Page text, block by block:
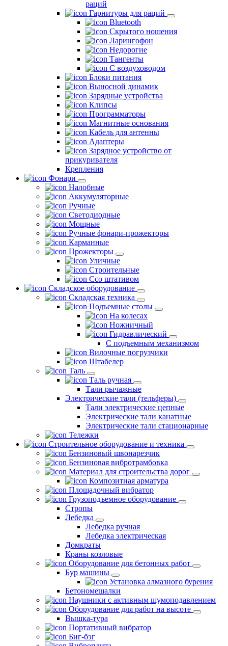
раций
Гарнитуры для раций
Bluetooth
Скрытого ношения
Ларингофон
Недорогие
Тангенты
С воздуховодом
Блоки питания
Выносной динамик
Зарядные устройства
Клипсы
Программаторы
Магнитные основания
Кабель для антенны
Адаптеры
Зарядное устройство от
прикуривателя
Крепления
Фонари
Налобные
Аккумуляторные
Ручные
Светодиодные
Мощные
Ручные фонари-прожекторы
Карманные
Прожекторы
Уличные
Строительные
Ссо штативом
Складское оборудование
Складская техника
Подъемные столы
На колесах
Ножничный
Гидравлический
С подъемным механизмом
Вилочные погрузчики
Штабелер
Таль
Таль ручная
Тали рычажные
Электрические тали (тельферы)
Тали электрические цепные
Электрические тали канатные
Электрические тали стационарные
Тележки
Строительное оборудование и техника
Бензиновый швонарезчик
Бензиновая вибротрамбовка
Материал для строительства дорог
Композитная арматура
Площадочный вибратор
Грузоподъемное оборудование
Стропы
Лебедка
Лебедка ручная
Лебедка электрическая
Домкраты
Краны козловые
Оборудование для бетонных работ
Бур машины
Установка алмазного бурения
Бетономешалки
Наушники с активным шумоподавлением
Оборудование для работ на высоте
Вышка-тура
Портативный вибратор
Биг-бэг